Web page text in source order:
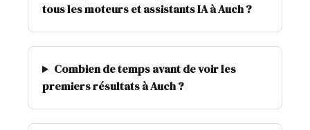
tous les moteurs et assistants IA à Auch ?
Combien de temps avant de voir les
premiers résultats à Auch ?